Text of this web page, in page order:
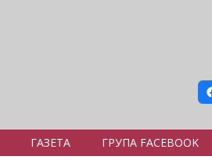
ГАЗЕТА ГРУПА FACEBOOK